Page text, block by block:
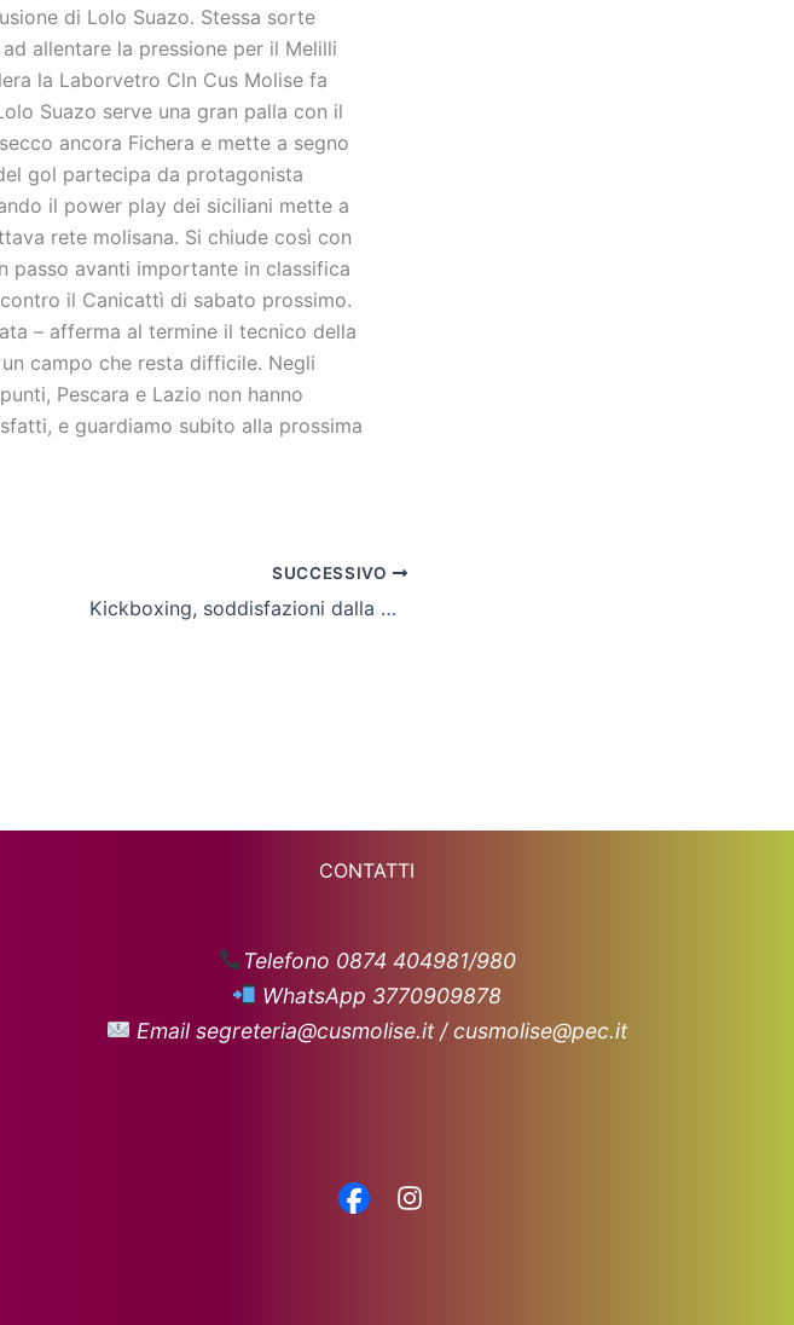
di Lolo Suazo. Stessa sorte
allentare la pressione per il Melilli
la Laborvetro Cln Cus Molise fa
Suazo serve una gran palla con il
ancora Fichera e mette a segno
gol partecipa da protagonista
il power play dei siciliani mette a
rete molisana. Si chiude così con
passo avanti importante in classifica
il Canicattì di sabato prossimo.
– afferma al termine il tecnico della
campo che resta difficile. Negli
Pescara e Lazio non hanno
e guardiamo subito alla prossima
SUCCESSIVO
Kickboxing, soddisfazioni dalla Capitale
CONTATTI
Telefono 0874 404981/980
WhatsApp 3770909878
Email segreteria@cusmolise.it / cusmolise@pec.it